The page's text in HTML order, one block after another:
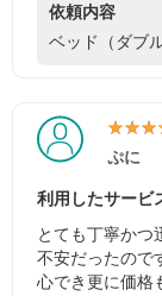
依頼内容
ベッド（ダブ
ぷに
利用したサービ
とても丁寧かつ
不安だったので
心でき更に価格